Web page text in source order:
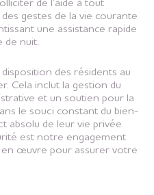
de l’aide à tout
gestes de la vie courante
une assistance rapide
de nuit.
disposition des résidents au
Cela inclut la gestion du
et un soutien pour la
le souci constant du bien-
absolu de leur vie privée.
est notre engagement
œuvre pour assurer votre